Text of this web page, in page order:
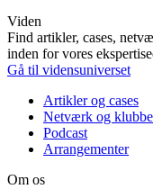
Viden
Find artikler, cases,
inden for vores
Gå til vidensuniverset
Artikler og cases
Netværk og
Podcast
Arrangementer
Om os